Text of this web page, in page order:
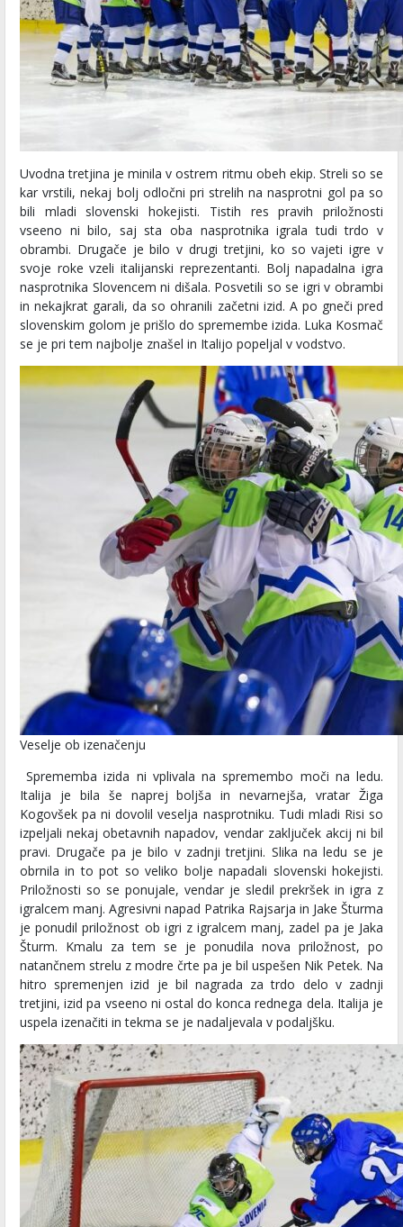
Uvodna tretjina je minila v ostrem ritmu obeh ekip. Streli so se
kar vrstili, nekaj bolj odločni pri strelih na nasprotni gol pa so
bili mladi slovenski hokejisti. Tistih res pravih priložnosti
vseeno ni bilo, saj sta oba nasprotnika igrala tudi trdo v
obrambi. Drugače je bilo v drugi tretjini, ko so vajeti igre v
svoje roke vzeli italijanski reprezentanti. Bolj napadalna igra
nasprotnika Slovencem ni dišala. Posvetili so se igri v obrambi
in nekajkrat garali, da so ohranili začetni izid. A po gneči pred
slovenskim golom je prišlo do spremembe izida. Luka Kosmač
se je pri tem najbolje znašel in Italijo popeljal v vodstvo.
Veselje ob izenačenju
Sprememba izida ni vplivala na spremembo moči na ledu.
Italija je bila še naprej boljša in nevarnejša, vratar Žiga
Kogovšek pa ni dovolil veselja nasprotniku. Tudi mladi Risi so
izpeljali nekaj obetavnih napadov, vendar zaključek akcij ni bil
pravi. Drugače pa je bilo v zadnji tretjini. Slika na ledu se je
obrnila in to pot so veliko bolje napadali slovenski hokejisti.
Priložnosti so se ponujale, vendar je sledil prekršek in igra z
igralcem manj. Agresivni napad Patrika Rajsarja in Jake Šturma
je ponudil priložnost ob igri z igralcem manj, zadel pa je Jaka
Šturm. Kmalu za tem se je ponudila nova priložnost, po
natančnem strelu z modre črte pa je bil uspešen Nik Petek. Na
hitro spremenjen izid je bil nagrada za trdo delo v zadnji
tretjini, izid pa vseeno ni ostal do konca rednega dela. Italija je
uspela izenačiti in tekma se je nadaljevala v podaljšku.